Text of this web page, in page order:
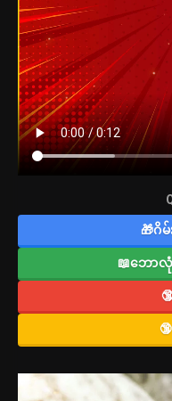
🎁ဂိ
📖ဘော